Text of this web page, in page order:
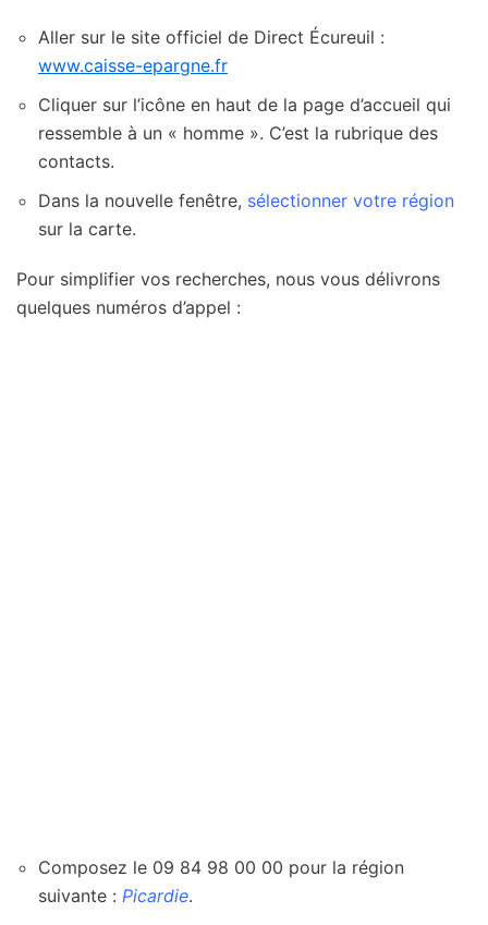
Aller sur le site officiel de Direct Écureuil :
www.caisse-epargne.fr
Cliquer sur l’icône en haut de la page d’accueil qui
ressemble à un « homme ». C’est la rubrique des
contacts.
Dans la nouvelle fenêtre, sélectionner votre région
sur la carte.
Pour simplifier vos recherches, nous vous délivrons
quelques numéros d’appel :
Composez le 09 84 98 00 00 pour la région
suivante : Picardie.